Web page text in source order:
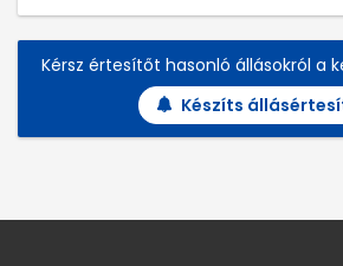
Kérsz értesítőt hasonló állásokról a
Készíts